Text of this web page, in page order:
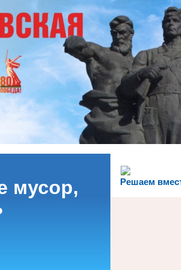
Решаем
мусор,